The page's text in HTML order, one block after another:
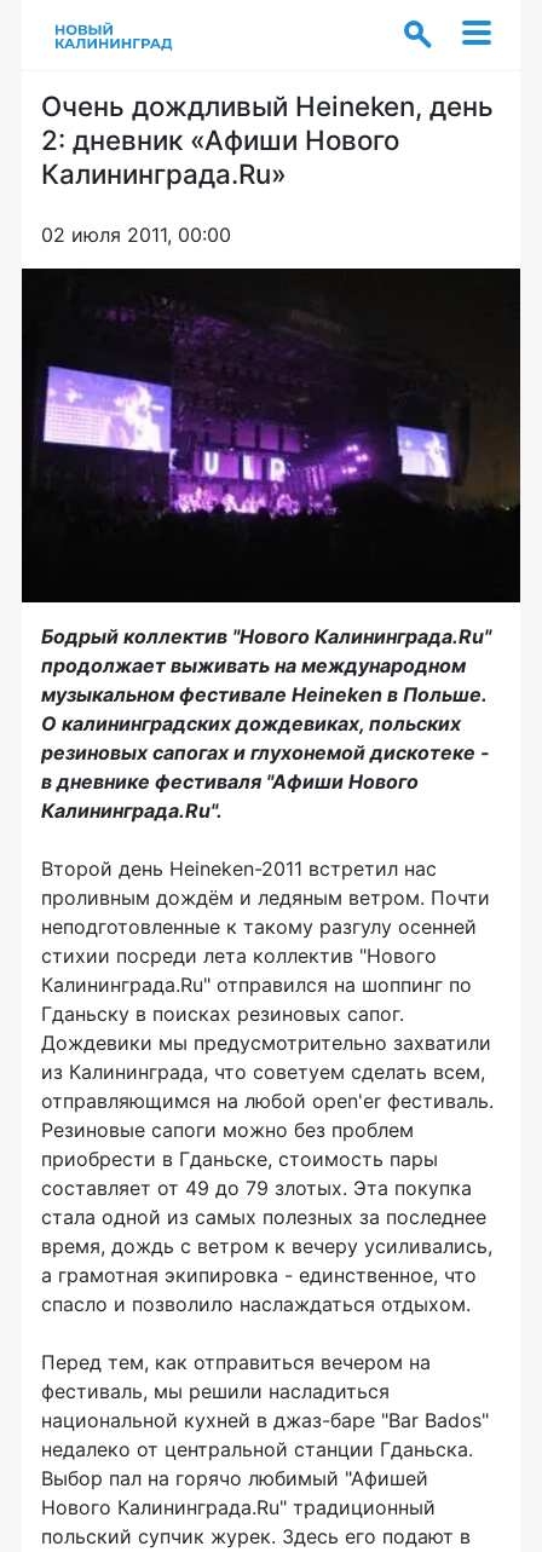
Очень дождливый Heineken, день
2: дневник «Афиши Нового
Калининграда.Ru»
02 июля 2011, 00:00
Бодрый коллектив "Нового Калининграда.Ru"
продолжает выживать на международном
музыкальном фестивале Heineken в Польше.
О калининградских дождевиках, польских
резиновых сапогах и глухонемой дискотеке -
в дневнике фестиваля "Афиши Нового
Калининграда.Ru".
Второй день Heineken-2011 встретил нас
проливным дождём и ледяным ветром. Почти
неподготовленные к такому разгулу осенней
стихии посреди лета коллектив "Нового
Калининграда.Ru" отправился на шоппинг по
Гданьску в поисках резиновых сапог.
Дождевики мы предусмотрительно захватили
из Калининграда, что советуем сделать всем,
отправляющимся на любой open'er фестиваль.
Резиновые сапоги можно без проблем
приобрести в Гданьске, стоимость пары
составляет от 49 до 79 злотых. Эта покупка
стала одной из самых полезных за последнее
время, дождь с ветром к вечеру усиливались,
а грамотная экипировка - единственное, что
спасло и позволило наслаждаться отдыхом.
Перед тем, как отправиться вечером на
фестиваль, мы решили насладиться
национальной кухней в джаз-баре "Bar Bados"
недалеко от центральной станции Гданьска.
Выбор пал на горячо любимый "Афишей
Нового Калининграда.Ru" традиционный
польский супчик журек. Здесь его подают в